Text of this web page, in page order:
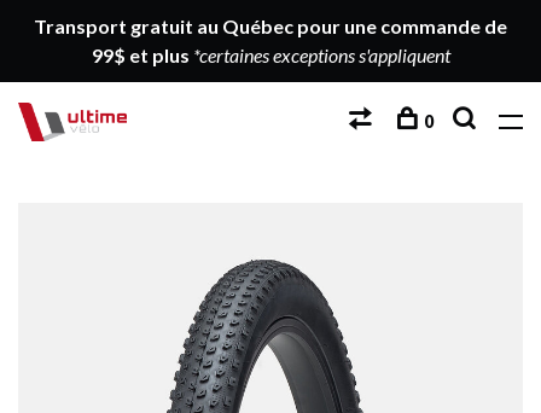
Transport gratuit au Québec pour une commande de
99$ et plus *certaines exceptions s'appliquent
0